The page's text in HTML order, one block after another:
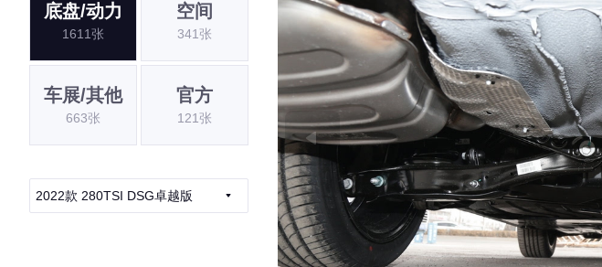
底盘/动力
1611张
空间
341张
车展/其他
663张
官方
121张
2022款 280TSI DSG卓越版